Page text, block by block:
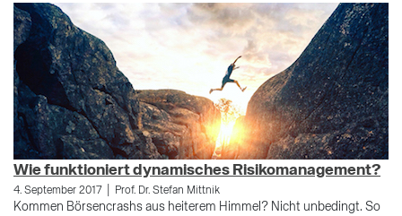
Wie funktioniert dynamisches Risikomanagement?
4. September 2017| Prof. Dr. Stefan Mittnik
Kommen Börsencrashs aus heiterem Himmel? Nicht unbedingt. So